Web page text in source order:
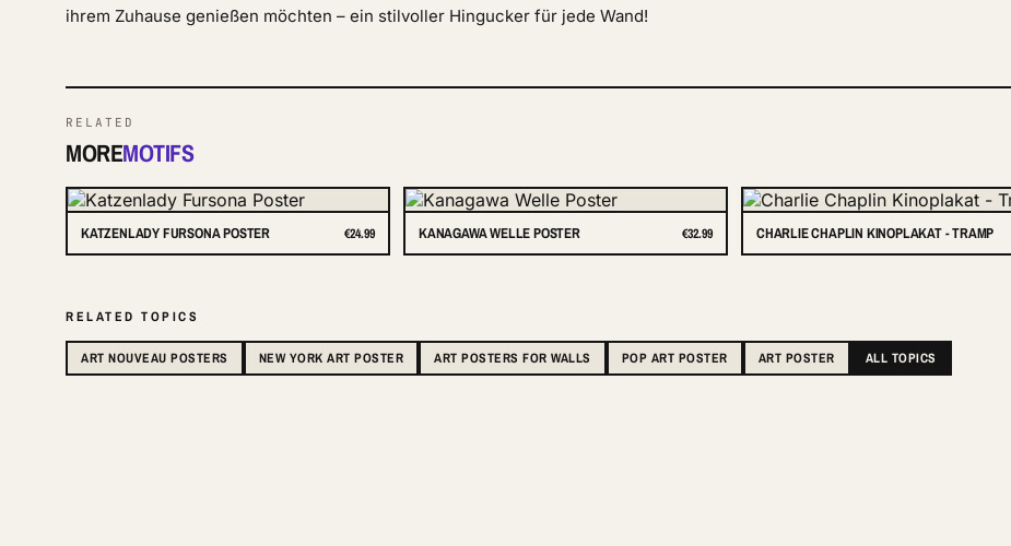
ihrem Zuhause genießen möchten – ein stilvoller Hingucker für jede Wand!
RELATED
MOREMOTIFS
KATZENLADY FURSONA POSTER €24.99 KANAGAWA WELLE POSTER €32.99 CHARLIE CHAPLIN KINOPLAKAT - TRAMP
RELATED TOPICS
ART NOUVEAU POSTERS NEW YORK ART POSTER ART POSTERS FOR WALLS POP ART POSTER ART POSTER ALL TOPICS